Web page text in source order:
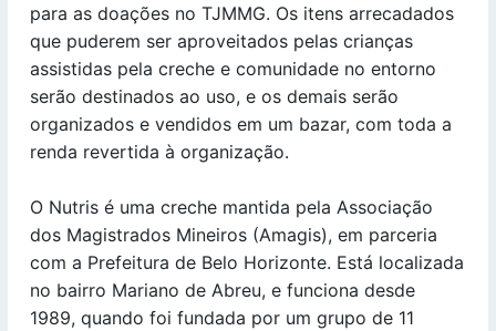
para as doações no TJMMG. Os itens arrecadados
que puderem ser aproveitados pelas crianças
assistidas pela creche e comunidade no entorno
serão destinados ao uso, e os demais serão
organizados e vendidos em um bazar, com toda a
renda revertida à organização.
O Nutris é uma creche mantida pela Associação
dos Magistrados Mineiros (Amagis), em parceria
com a Prefeitura de Belo Horizonte. Está localizada
no bairro Mariano de Abreu, e funciona desde
1989, quando foi fundada por um grupo de 11